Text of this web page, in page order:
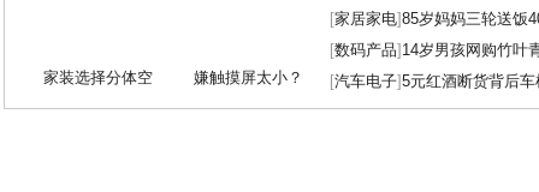
家装选择分体空 嫌触摸屏太小？
[家居家电]85岁妈妈三轮送饭
[数码产品] 14岁男孩网购竹叶
[汽车电子]5元红酒断货背后